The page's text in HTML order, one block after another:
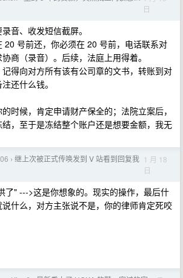
日
音、收发短信截屏。
20 号前还，你必须在 20 号前，电话联系对
商（录音）。后续，法庭上用得着。
得向对方所有该有公司章的文书，转账到对
还什么钱。
时候，肯定申请财产保全的；法院立案后，
，至于是冻结整个账户还是想要金额，我无
› 继上次被正式传唤发到 V 站看到回复我 1 月 18
日
了" --->这是你想象的。现实的操作，最后什
什么，对方主张说不是，你的律师肯定死咬